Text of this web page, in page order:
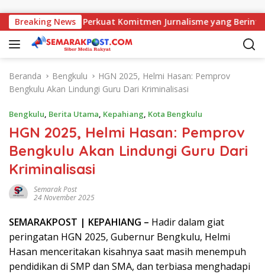
Breaking News
Kajati, AMJ Perkuat Komitmen Jurnalisme yang
Beranda Bengkulu
HGN 2025, Helmi Hasan: Pemprov
Bengkulu Akan Lindungi Guru Dari Kriminalisasi
Bengkulu, Berita Utama, Kepahiang, Kota Bengkulu
HGN 2025, Helmi Hasan: Pemprov
Bengkulu Akan Lindungi Guru Dari
Kriminalisasi
Semarak Post
24 November 2025
SEMARAKPOST | KEPAHIANG – Hadir dalam giat
peringatan HGN 2025, Gubernur Bengkulu, Helmi
Hasan menceritakan kisahnya saat masih menempuh
pendidikan di SMP dan SMA, dan terbiasa menghadapi